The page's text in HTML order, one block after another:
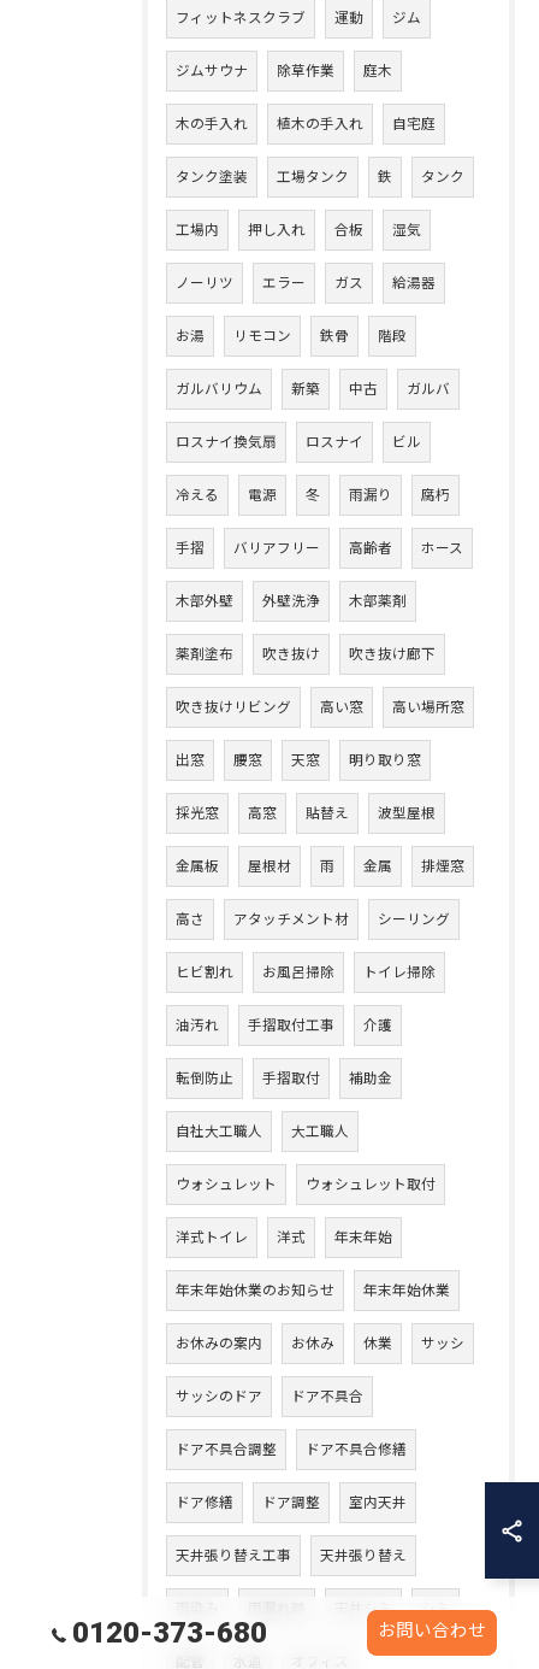
フィットネスクラブ 運動 ジム
ジムサウナ 除草作業 庭木
木の手入れ 植木の手入れ 自宅庭
タンク塗装 工場タンク 鉄 タンク
工場内 押し入れ 合板 湿気
ノーリツ エラー ガス 給湯器
お湯 リモコン 鉄骨 階段
ガルバリウム 新築 中古 ガルバ
ロスナイ換気扇 ロスナイ ビル
冷える 電源 冬 雨漏り 腐朽
手摺 バリアフリー 高齢者 ホース
木部外壁 外壁洗浄 木部薬剤
薬剤塗布 吹き抜け 吹き抜け廊下
吹き抜けリビング 高い窓 高い場所窓
出窓 腰窓 天窓 明り取り窓
採光窓 高窓 貼替え 波型屋根
金属板 屋根材 雨 金属 排煙窓
高さ アタッチメント材 シーリング
ヒビ割れ お風呂掃除 トイレ掃除
油汚れ 手摺取付工事 介護
転倒防止 手摺取付 補助金
自社大工職人 大工職人
ウォシュレット ウォシュレット取付
洋式トイレ 洋式 年末年始
年末年始休業のお知らせ 年末年始休業
お休みの案内 お休み 休業 サッシ
サッシのドア ドア不具合
ドア不具合調整 ドア不具合修繕
ドア修繕 ドア調整 室内天井
天井張り替え工事 天井張り替え
天井シミ シミ
0120-373-680 お問い合わせ